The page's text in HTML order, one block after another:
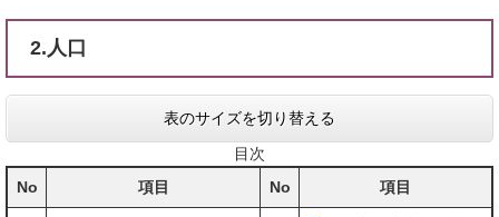
2.人口
表のサイズを切り替える
目次
No
項目 No 項目